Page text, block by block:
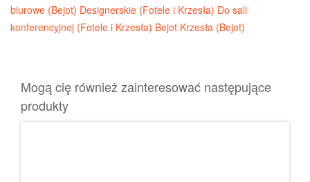
biurowe (Bejot) Designerskie (Fotele i Krzesła) Do sali
konferencyjnej (Fotele i Krzesła) Bejot Krzesła (Bejot)
Mogą cię również zainteresować następujące
produkty